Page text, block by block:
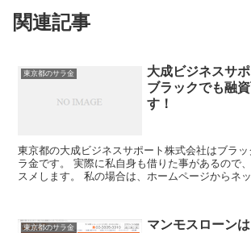
関連記事
東京都のサラ金
大成ビジネスサ
ブラックでも融
す！
東京都の大成ビジネスサポート株式会社はブラ
ラ金です。 実際に私自身も借りた事があるので
スメします。 私の場合は、ホームページからネ
東京都のサラ金
マンモスローン